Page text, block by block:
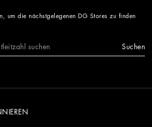
um die nächstgelegenen DG Stores zu finden
Suchen